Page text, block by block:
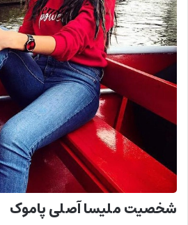
شخصیت ملیسا آصلی پاموک